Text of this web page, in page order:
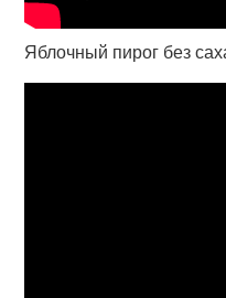
Яблочный пирог без